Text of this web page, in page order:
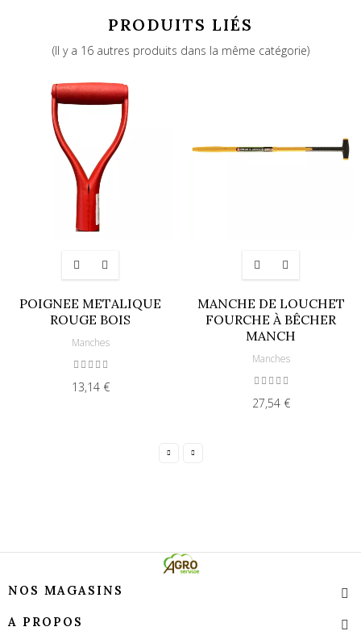
PRODUITS LIÉS
(Il y a 16 autres produits dans la même catégorie)
POIGNEE METALIQUE
ROUGE BOIS
Manches
13,14 €
MANCHE DE LOUCHET
FOURCHE À BÊCHER
MANCH
Manches
27,54 €
NOS MAGASINS
A PROPOS